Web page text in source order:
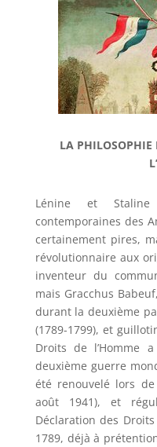
LA PHILOSOPHIE
Lénine et
contemporaines des
certainement pires,
révolutionnaire aux
inventeur du
mais Gracchus
durant la deuxième
(1789-1799), et
Droits de l’Homme
deuxième guerre
été renouvelé lors
août 1941), et
Déclaration des
1789, déjà à